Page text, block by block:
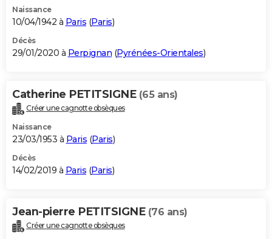
Naissance
10/04/1942 à Paris (Paris)
Décès
29/01/2020 à Perpignan (Pyrénées-Orientales)
Catherine PETITSIGNE (65 ans)
Créer une cagnotte obsèques
Naissance
23/03/1953 à Paris (Paris)
Décès
14/02/2019 à Paris (Paris)
Jean-pierre PETITSIGNE (76 ans)
Créer une cagnotte obsèques